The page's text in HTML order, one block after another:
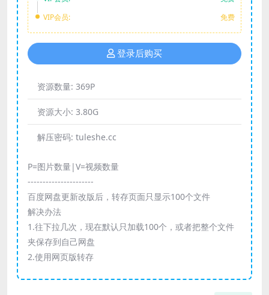
VIP会员:
免费
登录后购买
资源数量: 369P
资源大小: 3.80G
解压密码: tuleshe.cc
P=图片数量|V=视频数量
----------------------
百度网盘更新改版后，转存页面只显示100个文件
解决办法
1.往下拉几次，现在默认只加载100个，或者把整个文件
夹保存到自己网盘
2.使用网页版转存